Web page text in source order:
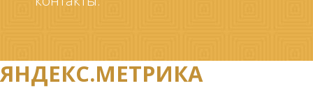
ЯНДЕКС.МЕТРИКА